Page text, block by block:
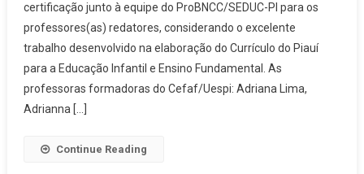
Currículo do Piauí
certificação junto à equipe do ProBNCC/SEDUC-PI para os
professores(as) redatores, considerando o excelente
trabalho desenvolvido na elaboração do Currículo do Piauí
para a Educação Infantil e Ensino Fundamental. As
professoras formadoras do Cefaf/Uespi: Adriana Lima,
Adrianna […]
Continue Reading